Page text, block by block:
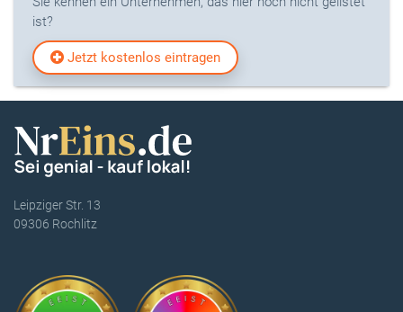
ist?
Jetzt kostenlos eintragen
Leipziger Str. 13
09306 Rochlitz